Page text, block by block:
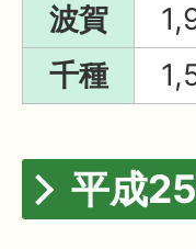
波賀
千種
平成